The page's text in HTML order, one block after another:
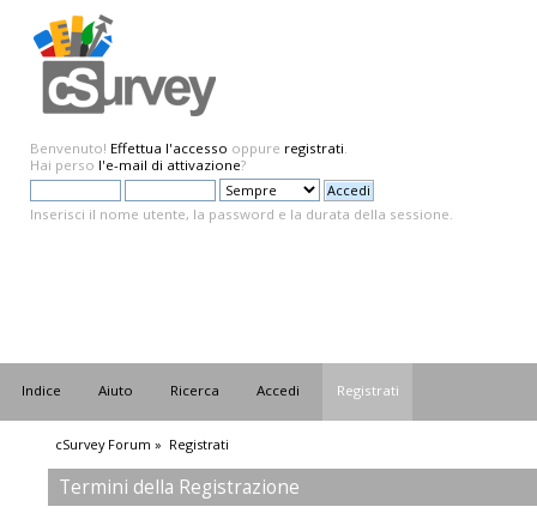
Benvenuto! Effettua l'accesso oppure registrati.
Hai perso l'e-mail di attivazione?
Inserisci il nome utente, la password e la durata della sessione.
Indice Aiuto Ricerca Accedi Registrati
cSurvey Forum » Registrati
Termini della Registrazione